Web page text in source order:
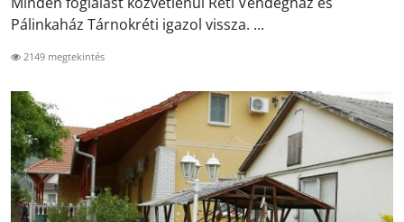
Pálinkaház Tárnokréti igazol vissza. ...
2149 megtekintés